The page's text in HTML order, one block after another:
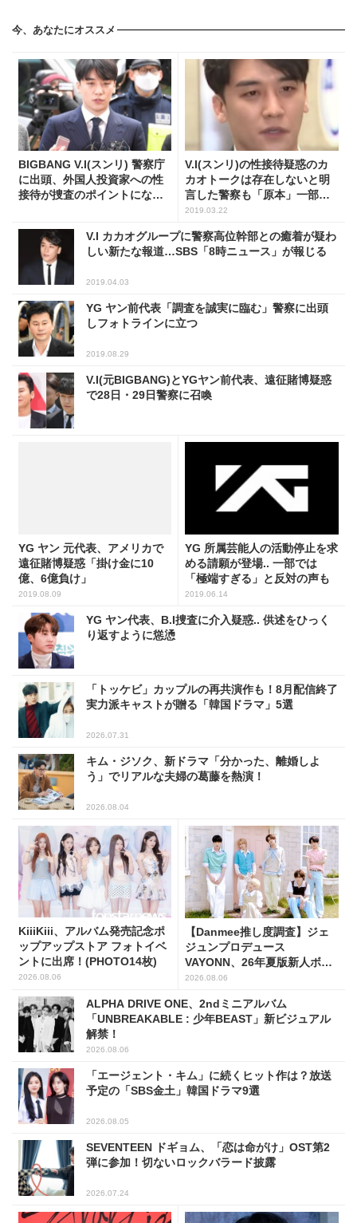
今、あなたにオススメ
BIGBANG V.I(スンリ) 警察庁
に出頭、外国人投資家への性
接待が捜査のポイントになる
V.I(スンリ)の性接待疑惑のカ
カオトークは存在しないと明
言した警察も「原本」一部を
確保
2019.03.22
V.I カカオグループに警察高位幹部との癒着が疑わ
しい新たな報道…SBS「8時ニュース」が報じる
2019.04.03
YG ヤン前代表「調査を誠実に臨む」警察に出頭
しフォトラインに立つ
2019.08.29
V.I(元BIGBANG)とYGヤン前代表、遠征賭博疑惑
で28日・29日警察に召喚
YG ヤン 元代表、アメリカで
遠征賭博疑惑「掛け金に10
億、6億負け」
2019.08.09
YG 所属芸能人の活動停止を求
める請願が登場.. 一部では
「極端すぎる」と反対の声も
2019.06.14
YG ヤン代表、B.I捜査に介入疑惑.. 供述をひっく
り返すように慫慂
「トッケビ」カップルの再共演作も！8月配信終了
実力派キャストが贈る「韓国ドラマ」5選
2026.07.31
キム・ジソク、新ドラマ「分かった、離婚しよ
う」でリアルな夫婦の葛藤を熱演！
2026.08.04
KiiiKiii、アルバム発売記念ポ
ップアップストア フォトイベ
ントに出席！(PHOTO14枚)
2026.08.06
【Danmee推し度調査】ジェ
ジュンプロデュース
VAYONN、26年夏版新人ボー
イズグループ人気No.1に
2026.08.06
ALPHA DRIVE ONE、2ndミニアルバム
「UNBREAKABLE : 少年BEAST」新ビジュアル
解禁！
2026.08.06
「エージェント・キム」に続くヒット作は？放送
予定の「SBS金土」韓国ドラマ9選
2026.08.05
SEVENTEEN ドギョム、「恋は命がけ」OST第2
弾に参加！切ないロックバラード披露
2026.07.24